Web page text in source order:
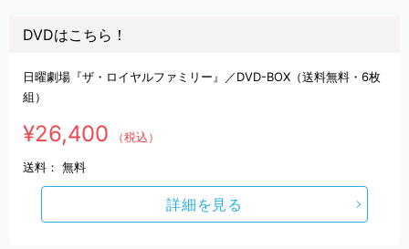
DVDはこちら！
日曜劇場『ザ・ロイヤルファミリー』／DVD-BOX（送料無料・6枚
組）
¥26,400 （税込）
送料： 無料
詳細を見る